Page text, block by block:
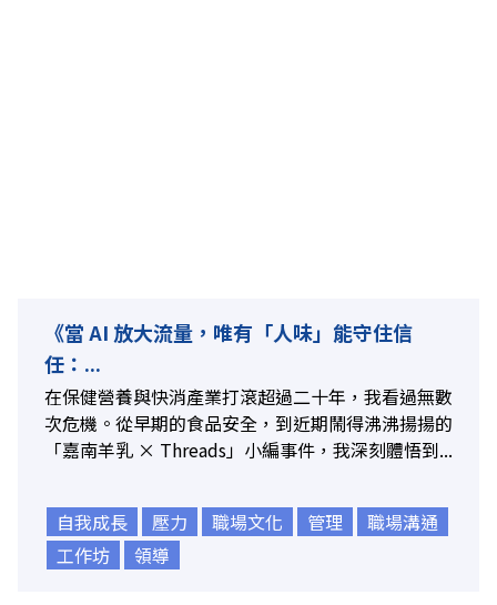
《當 AI 放大流量，唯有「人味」能守住信
任：...
在保健營養與快消產業打滾超過二十年，我看過無數
次危機。從早期的食品安全，到近期鬧得沸沸揚揚的
「嘉南羊乳 × Threads」小編事件，我深刻體悟到...
自我成長 壓力 職場文化 管理
職場溝通
工作坊
領導